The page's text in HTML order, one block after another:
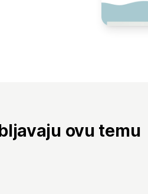
ovu temu